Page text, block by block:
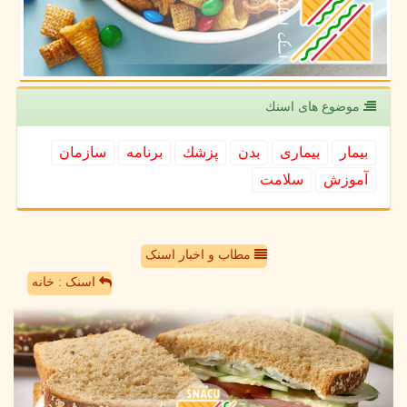
موضوع های اسنك
بیمار بیماری بدن پزشك برنامه
سازمان
آموزش
سلامت
مطاب و اخبار اسنک
اسنک : خانه